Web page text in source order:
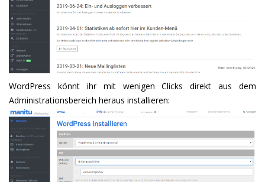
WordPress könnt ihr mit wenigen Clicks direkt aus dem
Administrationsbereich heraus installieren: